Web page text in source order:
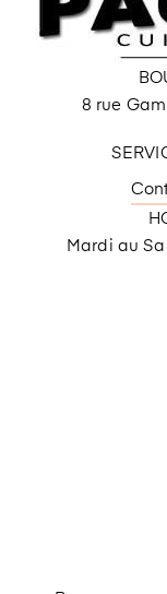
8 rue
Mardi au